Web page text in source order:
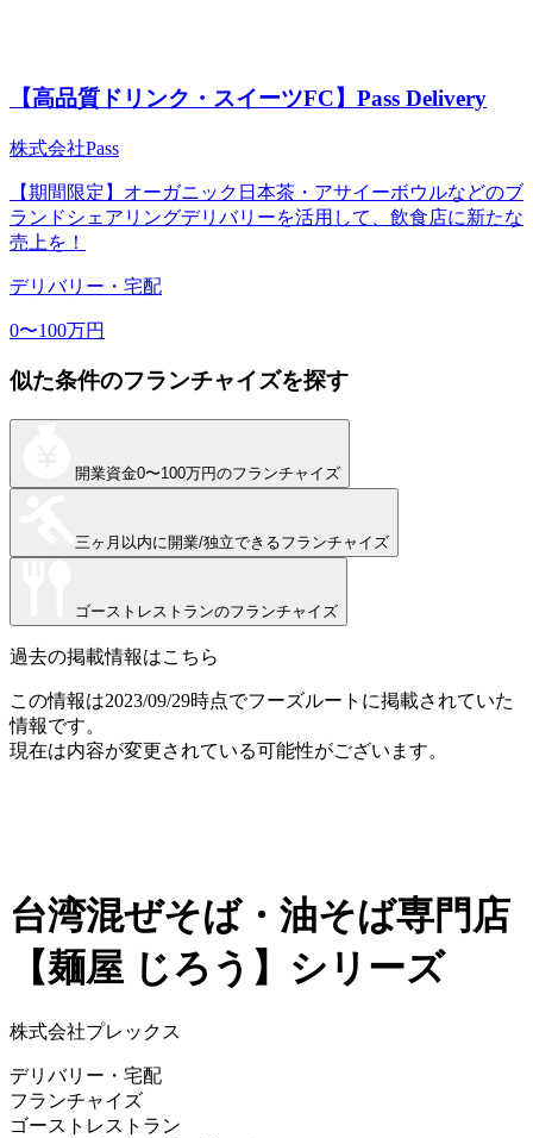
【高品質ドリンク・スイーツFC】Pass Delivery
株式会社Pass
【期間限定】オーガニック日本茶・アサイーボウルなどのブ
ランドシェアリングデリバリーを活用して、飲食店に新たな
売上を！
デリバリー・宅配
0〜100万円
似た条件のフランチャイズを探す
開業資金0〜100万円のフランチャイズ
三ヶ月以内に開業/独立できるフランチャイズ
ゴーストレストランのフランチャイズ
過去の掲載情報はこちら
この情報は2023/09/29時点でフーズルートに掲載されていた
情報です。
現在は内容が変更されている可能性がございます。
台湾混ぜそば・油そば専門店
【麺屋 じろう】シリーズ
株式会社プレックス
デリバリー・宅配
フランチャイズ
ゴーストレストラン